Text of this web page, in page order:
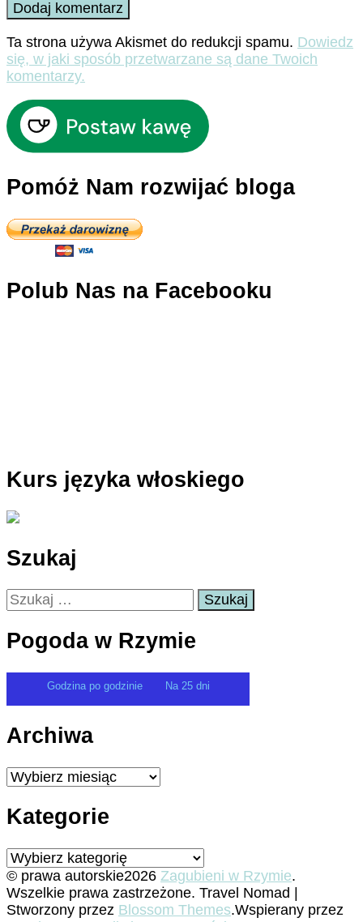
Ta strona używa Akismet do redukcji spamu. Dowiedz
się, w jaki sposób przetwarzane są dane Twoich
komentarzy.
Pomóż Nam rozwijać bloga
Polub Nas na Facebooku
Kurs języka włoskiego
Szukaj
Szukaj:
Pogoda w Rzymie
Godzina po godzinie Na 25 dni
Archiwa
Archiwa
Kategorie
Kategorie
© prawa autorskie2026 Zagubieni w Rzymie.
Wszelkie prawa zastrzeżone. Travel Nomad |
Stworzony przez Blossom Themes.Wspierany przez